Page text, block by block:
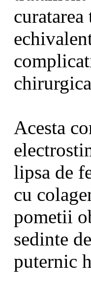
Acesta
lipsa de
cu
pometii
sedinte
puternic